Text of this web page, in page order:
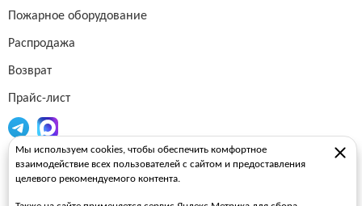
Пожарное оборудование
Распродажа
Возврат
Прайс-лист
Огнетушители
Мы используем cookies, чтобы обеспечить комфортное
взаимодействие всех пользователей с сайтом и предоставления
целевого рекомендуемого контента.